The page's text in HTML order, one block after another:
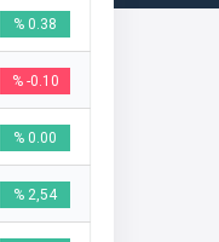
% 0.38
% -0.10
% 0.00
% 2,54